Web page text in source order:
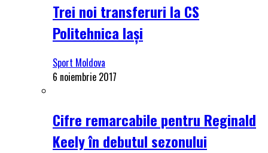
Trei noi transferuri la CS
Politehnica Iași
Sport Moldova
6 noiembrie 2017
Cifre remarcabile pentru Reginald
Keely în debutul sezonului